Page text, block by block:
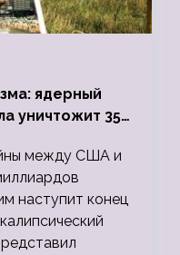
ядерный
уничтожит 350
между США и
наступит конец